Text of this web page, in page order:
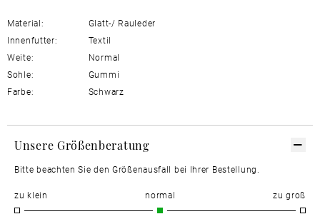
Material:
Glatt-/ Rauleder
Innenfutter:
Textil
Weite:
Normal
Sohle:
Gummi
Farbe:
Schwarz
Unsere Größenberatung
Bitte beachten Sie den Größenausfall bei Ihrer Bestellung.
zu klein normal zu groß